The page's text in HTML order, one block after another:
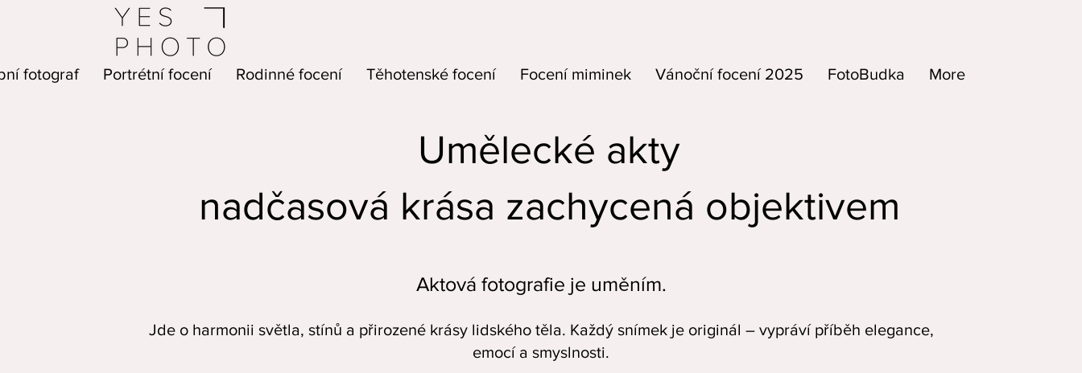
fotograf Portrétní focení Rodinné focení Těhotenské focení Focení miminek Vánoční focení 2025 FotoBudka More
Umělecké akty
nadčasová krása zachycená objektivem
Aktová fotografie je uměním.
Jde o harmonii světla, stínů a přirozené krásy lidského těla. Každý snímek je originál – vypráví příběh elegance,
emocí a smyslnosti.